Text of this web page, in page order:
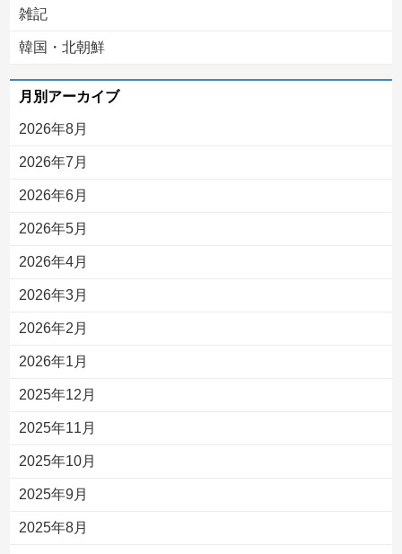
雑記
韓国・北朝鮮
月別アーカイブ
2026年8月
2026年7月
2026年6月
2026年5月
2026年4月
2026年3月
2026年2月
2026年1月
2025年12月
2025年11月
2025年10月
2025年9月
2025年8月